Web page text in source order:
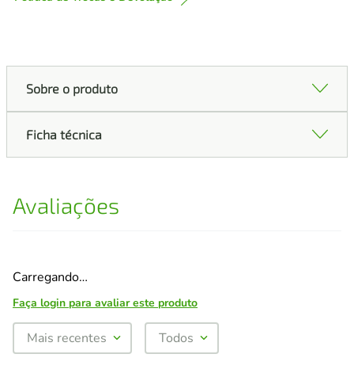
Sobre o produto
Ficha técnica
Avaliações
Carregando…
Faça login para avaliar este produto
Mais recentes Todos